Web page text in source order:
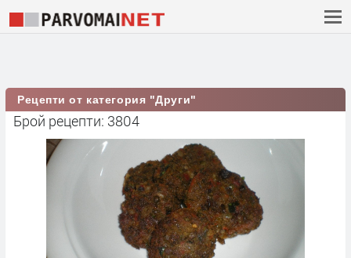
Рецепти от категория "Други"
Брой рецепти: 3804